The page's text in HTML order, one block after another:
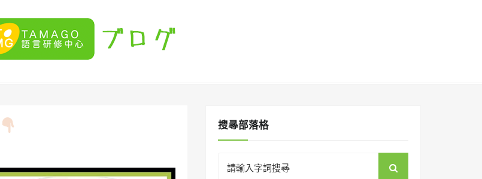
搜㝷部落格
for: